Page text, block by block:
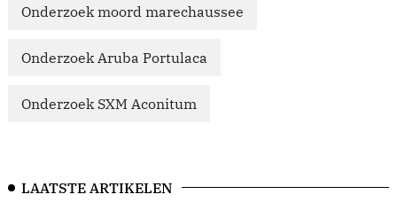
Onderzoek moord marechaussee
Onderzoek Aruba Portulaca
Onderzoek SXM Aconitum
LAATSTE ARTIKELEN